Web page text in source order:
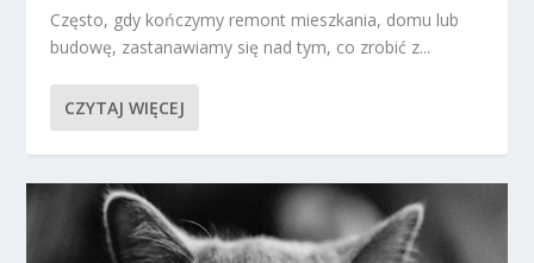
Często, gdy kończymy remont mieszkania, domu lub
budowę, zastanawiamy się nad tym, co zrobić z...
CZYTAJ WIĘCEJ